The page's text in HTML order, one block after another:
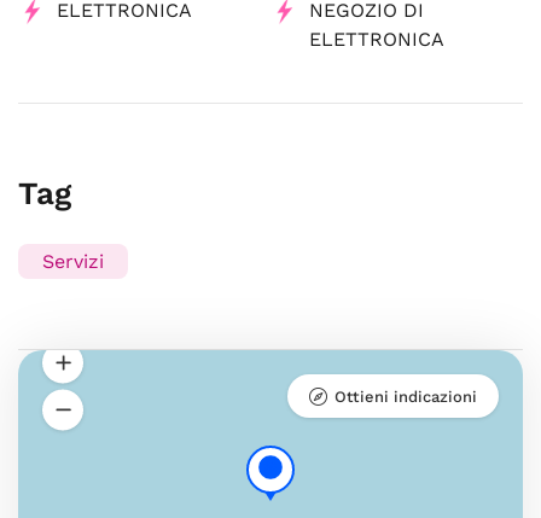
ELETTRONICA
NEGOZIO DI
ELETTRONICA
Tag
Servizi
Ottieni indicazioni